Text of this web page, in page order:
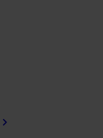
chevron_right